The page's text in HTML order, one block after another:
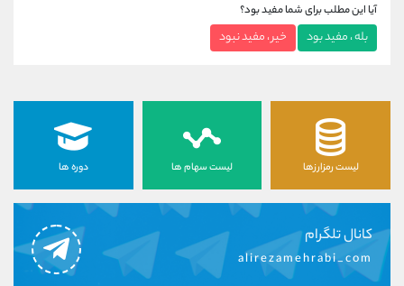
آیا این مطلب برای شما مفید بود؟
بله ، مفید بود خیر ، مفید نبود
لیست رمزارزها لیست سهام ها دوره ها
کانال تلگرام
alirezamehrabi_com